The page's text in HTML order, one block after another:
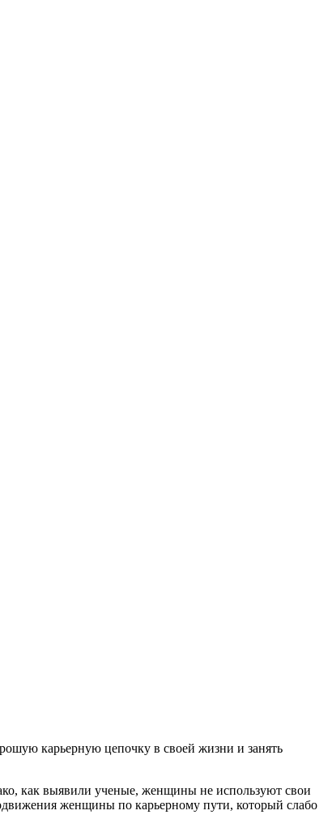
карьерную цепочку в своей жизни и занять
, как выявили ученые, женщины не используют свои
женщины по карьерному пути, который слабо